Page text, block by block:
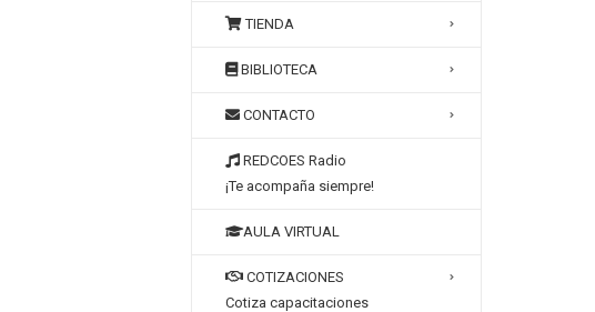
TIENDA
BIBLIOTECA
CONTACTO
REDCOES Radio
¡Te acompaña siempre!
AULA VIRTUAL
COTIZACIONES
Cotiza capacitaciones